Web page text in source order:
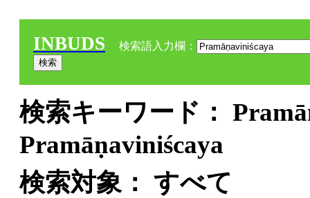
INBUDS 検索語入力欄：
検索キーワード：
Pramāṇaviniścaya
検索対象： すべて